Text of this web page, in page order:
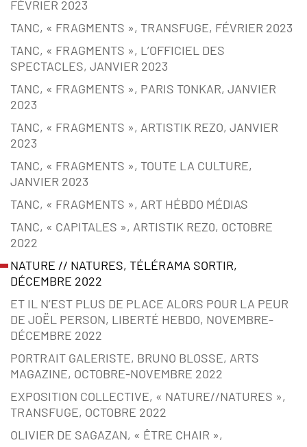
FÉVRIER 2023
TANC, « FRAGMENTS », TRANSFUGE, FÉVRIER 2023
TANC, « FRAGMENTS », L’OFFICIEL DES
SPECTACLES, JANVIER 2023
TANC, « FRAGMENTS », PARIS TONKAR, JANVIER
2023
TANC, « FRAGMENTS », ARTISTIK REZO, JANVIER
2023
TANC, « FRAGMENTS », TOUTE LA CULTURE,
JANVIER 2023
TANC, « FRAGMENTS », ART HÉBDO MÉDIAS
TANC, « CAPITALES », ARTISTIK REZ0, OCTOBRE
2022
NATURE // NATURES, TÉLÉRAMA SORTIR,
DÉCEMBRE 2022
ET IL N’EST PLUS DE PLACE ALORS POUR LA PEUR
DE JOËL PERSON, LIBERTÉ HEBDO, NOVEMBRE-
DÉCEMBRE 2022
PORTRAIT GALERISTE, BRUNO BLOSSE, ARTS
MAGAZINE, OCTOBRE-NOVEMBRE 2022
EXPOSITION COLLECTIVE, « NATURE//NATURES »,
TRANSFUGE, OCTOBRE 2022
OLIVIER DE SAGAZAN, « ÊTRE CHAIR »,